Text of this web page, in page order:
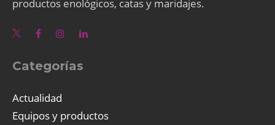
productos enológicos, catas y maridajes.
Categorías
Actualidad
Equipos y productos